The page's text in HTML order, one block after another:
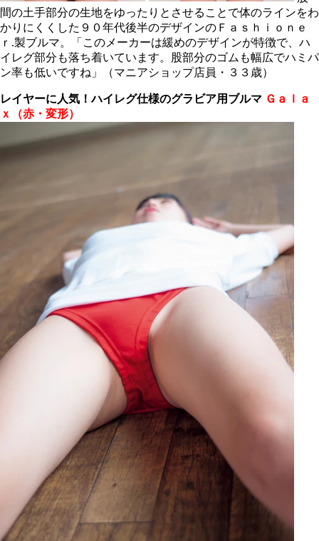
間の土手部分の生地をゆったりとさせることで体のラインをわ
かりにくくした９０年代後半のデザインのＦａｓｈｉｏｎｅ
ｒ.製ブルマ。「このメーカーは緩めのデザインが特徴で、ハ
イレグ部分も落ち着いています。股部分のゴムも幅広でハミパ
ン率も低いですね」（マニアショップ店員・３３歳）
レイヤーに人気！ハイレグ仕様のグラビア用ブルマ Ｇａｌａ
ｘ（赤・変形）